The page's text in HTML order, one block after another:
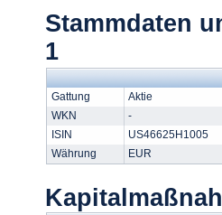
Stammdaten
1
Gattung
Aktie
WKN
-
ISIN
US46625H1005
Währung
EUR